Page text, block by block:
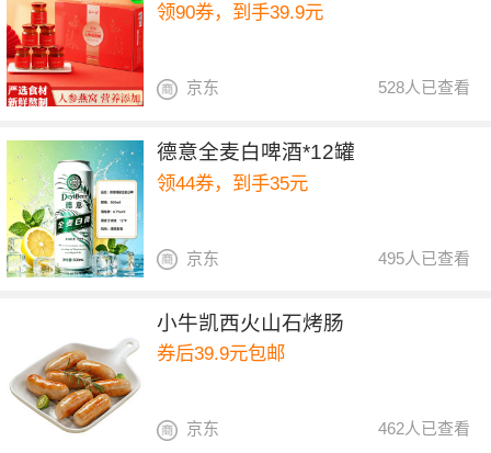
领90券，到手39.9元
528人已查看
京东
德意全麦白啤酒*12罐
领44券，到手35元
495人已查看
京东
小牛凯西火山石烤肠
券后39.9元包邮
462人已查看
京东